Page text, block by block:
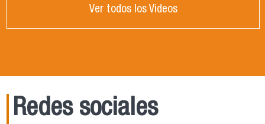
Ver todos los Videos
Redes sociales